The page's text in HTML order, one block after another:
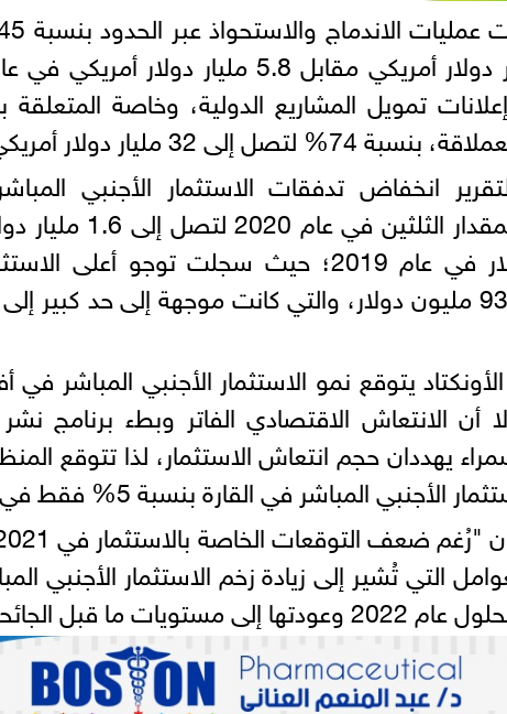
تمويل المشاريع الدولية، وخاصة المتعلقة
74% لتصل إلى 32 مليار دولار أمريكي.
انخفاض تدفقات الاستثمار الأجنبي
مليار دولار في عام 2019؛ حيث سجلت توجو أعلى
بمقدار 931 مليون دولار، والتي كانت موجهة إلى حد كبير
يتوقع نمو الاستثمار الأجنبي المباشر في
إلا أن الانتعاش الاقتصادي الفاتر وبطء برنامج
يهددان حجم انتعاش الاستثمار، لذا تتوقع
الأجنبي المباشر في القارة بنسبة 5% فقط في عام 2021.
التي تُشير إلى زيادة زخم الاستثمار الأجنبي
إلى مستويات ما قبل الجائحة".